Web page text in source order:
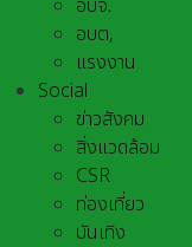
อบจ.
อบต,
แรงงาน
Social
ข่าวสังคม
สิ่งแวดล้อม
CSR
ท่องเที่ยว
บันเทิง